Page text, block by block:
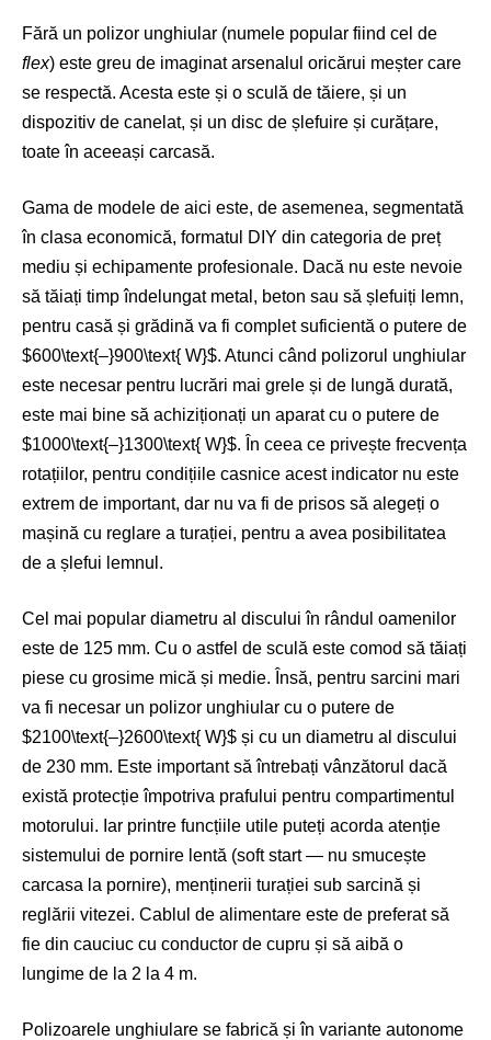
Fără un polizor unghiular (numele popular fiind cel de
flex) este greu de imaginat arsenalul oricărui meșter care
se respectă. Acesta este și o sculă de tăiere, și un
dispozitiv de canelat, și un disc de șlefuire și curățare,
toate în aceeași carcasă.
Gama de modele de aici este, de asemenea, segmentată
în clasa economică, formatul DIY din categoria de preț
mediu și echipamente profesionale. Dacă nu este nevoie
să tăiați timp îndelungat metal, beton sau să șlefuiți lemn,
pentru casă și grădină va fi complet suficientă o putere de
$600\text{–}900\text{ W}$. Atunci când polizorul unghiular
este necesar pentru lucrări mai grele și de lungă durată,
este mai bine să achiziționați un aparat cu o putere de
$1000\text{–}1300\text{ W}$. În ceea ce privește frecvența
rotațiilor, pentru condițiile casnice acest indicator nu este
extrem de important, dar nu va fi de prisos să alegeți o
mașină cu reglare a turației, pentru a avea posibilitatea
de a șlefui lemnul.
Cel mai popular diametru al discului în rândul oamenilor
este de 125 mm. Cu o astfel de sculă este comod să tăiați
piese cu grosime mică și medie. Însă, pentru sarcini mari
va fi necesar un polizor unghiular cu o putere de
$2100\text{–}2600\text{ W}$ și cu un diametru al discului
de 230 mm. Este important să întrebați vânzătorul dacă
există protecție împotriva prafului pentru compartimentul
motorului. Iar printre funcțiile utile puteți acorda atenție
sistemului de pornire lentă (soft start — nu smucește
carcasa la pornire), menținerii turației sub sarcină și
reglării vitezei. Cablul de alimentare este de preferat să
fie din cauciuc cu conductor de cupru și să aibă o
lungime de la 2 la 4 m.
Polizoarele unghiulare se fabrică și în variante autonome